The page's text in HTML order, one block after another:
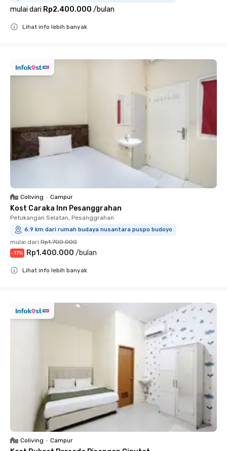
mulai dari Rp2.400.000 /bulan
Lihat info lebih banyak
Coliving • Campur
Kost Caraka Inn Pesanggrahan
Petukangan Selatan, Pesanggrahan
6.9 km dari rumah budaya nusantara puspo budoyo
mulai dari Rp1.700.000
-17% Rp1.400.000 /bulan
Lihat info lebih banyak
Coliving • Campur